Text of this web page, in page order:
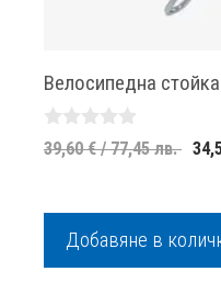
Велосипедна
0
o
o
39,60€/ 77,45 лв.
Добавяне в